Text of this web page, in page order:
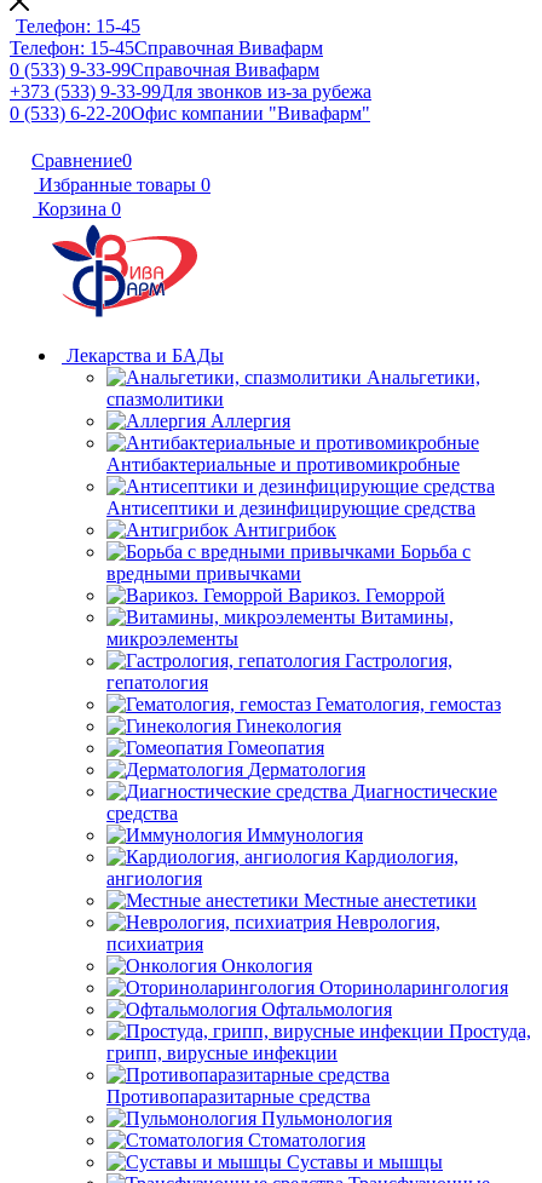
Телефон: 15-45
Телефон: 15-45Справочная Вивафарм
0 (533) 9-33-99Справочная Вивафарм
+373 (533) 9-33-99Для звонков из-за рубежа
0 (533) 6-22-20Офис компании "Вивафарм"
Сравнение0
Избранные товары 0
Корзина 0
Лекарства и БАДы
Анальгетики,
спазмолитики
Аллергия
Антибактериальные и противомикробные
Антисептики и дезинфицирующие средства
Антигрибок
Борьба с
вредными привычками
Варикоз. Геморрой
Витамины,
микроэлементы
Гастрология,
гепатология
Гематология, гемостаз
Гинекология
Гомеопатия
Дерматология
Диагностические
средства
Иммунология
Кардиология,
ангиология
Местные анестетики
Неврология,
психиатрия
Онкология
Оториноларингология
Офтальмология
Простуда,
грипп, вирусные инфекции
Противопаразитарные средства
Пульмонология
Стоматология
Суставы и мышцы